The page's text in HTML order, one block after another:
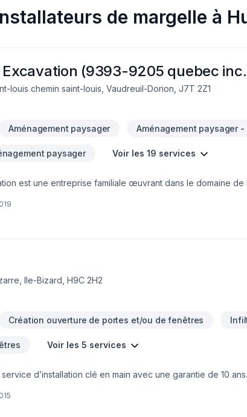
de margelle à
Excavation (9393-9205 quebec
louis chemin saint-louis, Vaudreuil-Dorion, J7T 2Z1
Aménagement paysager Aménagement paysager -
paysager Voir les 19 services
est une entreprise familiale œuvrant dans le domaine
la pose de drains français ainsi que dans
Ile-Bizard, H9C 2H2
Création ouverture de portes et/ou de fenêtres
Voir les 5 services
d’installation clé en main avec une garantie de 10
tout au long de sa durée de vie, si celui-ci est bien installé.